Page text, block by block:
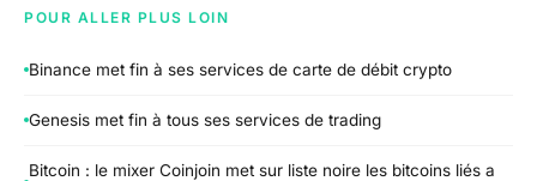
POUR ALLER PLUS LOIN
Binance met fin à ses services de carte de débit crypto
Genesis met fin à tous ses services de trading
Bitcoin : le mixer Coinjoin met sur liste noire les bitcoins liés a